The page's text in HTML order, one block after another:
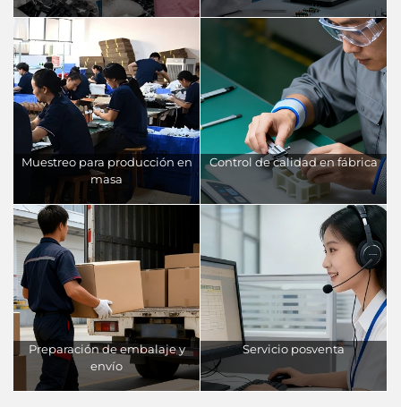
Muestreo para producción en
masa
Control de calidad en fábrica
Preparación de embalaje y
envío
Servicio posventa